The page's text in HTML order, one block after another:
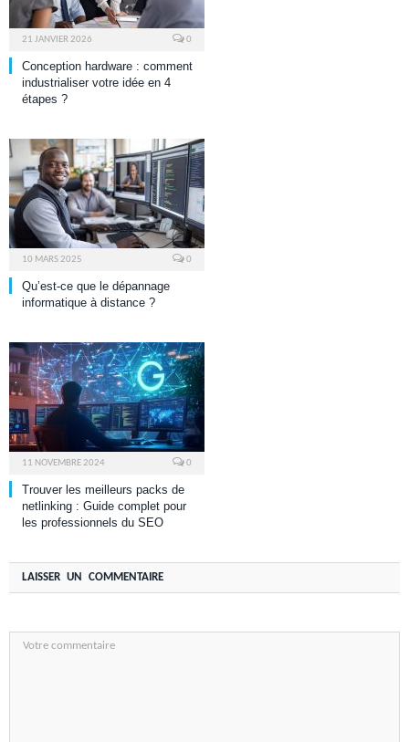
21 JANVIER 2026 0
Conception hardware : comment
industrialiser votre idée en 4
étapes ?
10 MARS 2025 0
Qu’est-ce que le dépannage
informatique à distance ?
11 NOVEMBRE 2024 0
Trouver les meilleurs packs de
netlinking : Guide complet pour
les professionnels du SEO
LAISSER UN COMMENTAIRE